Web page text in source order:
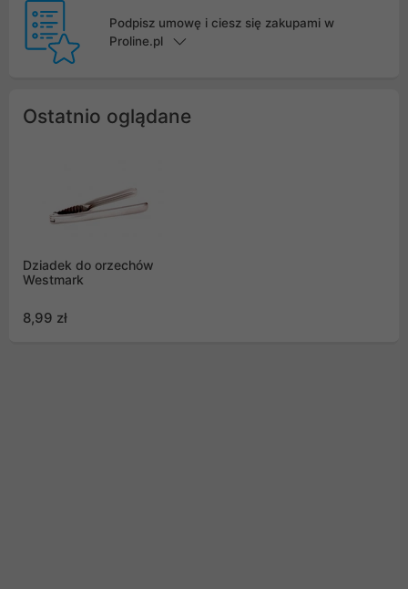
Podpisz umowę i ciesz się zakupami w
Proline.pl
Ostatnio oglądane
Dziadek do orzechów
Westmark
8,99 zł